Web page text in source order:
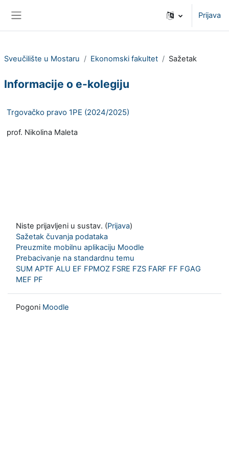
Prijava
Sveučilište u Mostaru Ekonomski fakultet Sažetak
Informacije o e-kolegiju
Trgovačko pravo 1PE (2024/2025)
prof. Nikolina Maleta
Niste prijavljeni u sustav. (Prijava)
Sažetak čuvanja podataka
Preuzmite mobilnu aplikaciju Moodle
Prebacivanje na standardnu temu
SUM APTF ALU EF FPMOZ FSRE FZS FARF FF FGAG
MEF PF
Pogoni Moodle